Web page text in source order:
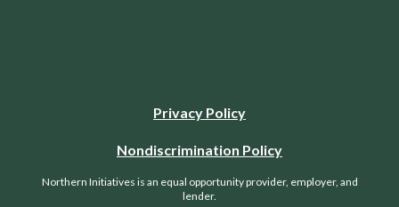
Privacy Policy
Nondiscrimination Policy
Northern Initiatives is an equal opportunity provider, employer, and
lender.